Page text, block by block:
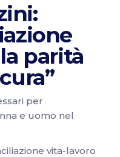
parità
per
e uomo nel
vita-lavoro